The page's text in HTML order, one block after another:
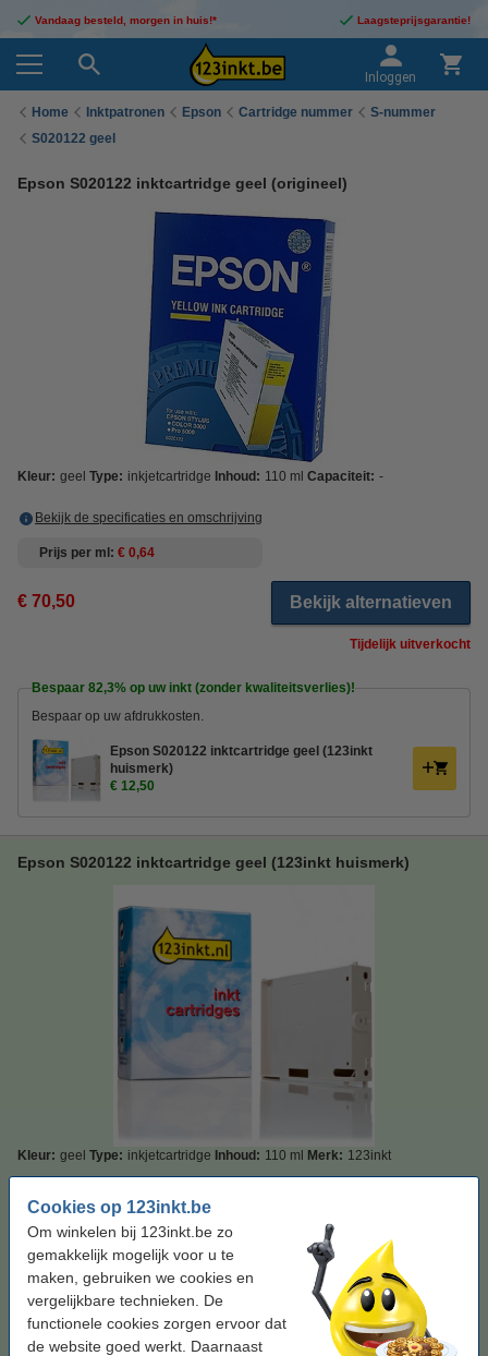
Cookies op 123inkt.be
Om winkelen bij 123inkt.be zo
gemakkelijk mogelijk voor u te
maken, gebruiken we cookies en
vergelijkbare technieken. De
functionele cookies zorgen ervoor dat
de website goed werkt. Daarnaast
Vandaag besteld, morgen in huis!* Laagsteprijsgarantie!
Inloggen
Home Inktpatronen Epson Cartridge nummer
S-nummer
S020122 geel
Epson S020122 inktcartridge geel (origineel)
Kleur: geel Type: inkjetcartridge Inhoud: 110 ml Capaciteit: -
Bekijk de specificaties en omschrijving
Prijs per ml € 0,64
€ 70,50 Bekijk alternatieven
Tijdelijk uitverkocht
Bespaar 82,3% op uw inkt (zonder kwaliteitsverlies)!
Bespaar op uw afdrukkosten.
Epson S020122 inktcartridge geel (123inkt
huismerk)
€ 12,50
Epson S020122 inktcartridge geel (123inkt huismerk)
Kleur: geel Type: inkjetcartridge Inhoud: 110 ml Merk: 123inkt
Bekijk de specificaties en omschrijving
Bespaar82,3% op uw inkt (zonder kwaliteitsverlies)!
Prijs per ml € 0,114
€ 12,50 Bestellen